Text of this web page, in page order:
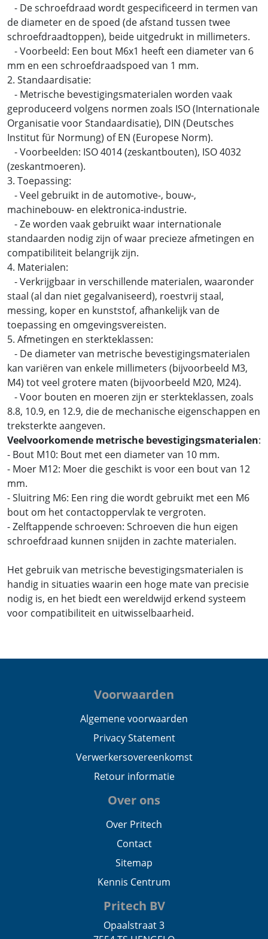
- De schroefdraad wordt gespecificeerd in termen van
de diameter en de spoed (de afstand tussen twee
schroefdraadtoppen), beide uitgedrukt in millimeters.
- Voorbeeld: Een bout M6x1 heeft een diameter van 6
mm en een schroefdraadspoed van 1 mm.
2. Standaardisatie:
- Metrische bevestigingsmaterialen worden vaak
geproduceerd volgens normen zoals ISO (Internationale
Organisatie voor Standaardisatie), DIN (Deutsches
Institut für Normung) of EN (Europese Norm).
- Voorbeelden: ISO 4014 (zeskantbouten), ISO 4032
(zeskantmoeren).
3. Toepassing:
- Veel gebruikt in de automotive-, bouw-,
machinebouw- en elektronica-industrie.
- Ze worden vaak gebruikt waar internationale
standaarden nodig zijn of waar precieze afmetingen en
compatibiliteit belangrijk zijn.
4. Materialen:
- Verkrijgbaar in verschillende materialen, waaronder
staal (al dan niet gegalvaniseerd), roestvrij staal,
messing, koper en kunststof, afhankelijk van de
toepassing en omgevingsvereisten.
5. Afmetingen en sterkteklassen:
- De diameter van metrische bevestigingsmaterialen
kan variëren van enkele millimeters (bijvoorbeeld M3,
M4) tot veel grotere maten (bijvoorbeeld M20, M24).
- Voor bouten en moeren zijn er sterkteklassen, zoals
8.8, 10.9, en 12.9, die de mechanische eigenschappen en
treksterkte aangeven.
Veelvoorkomende metrische bevestigingsmaterialen:
- Bout M10: Bout met een diameter van 10 mm.
- Moer M12: Moer die geschikt is voor een bout van 12
mm.
- Sluitring M6: Een ring die wordt gebruikt met een M6
bout om het contactoppervlak te vergroten.
- Zelftappende schroeven: Schroeven die hun eigen
schroefdraad kunnen snijden in zachte materialen.
Het gebruik van metrische bevestigingsmaterialen is
handig in situaties waarin een hoge mate van precisie
nodig is, en het biedt een wereldwijd erkend systeem
voor compatibiliteit en uitwisselbaarheid.
Voorwaarden
Algemene voorwaarden
Privacy Statement
Verwerkersovereenkomst
Retour informatie
Over ons
Over Pritech
Contact
Sitemap
Kennis Centrum
Pritech BV
Opaalstraat 3